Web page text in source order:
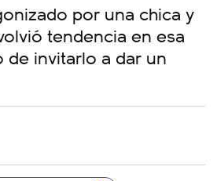
por una chica y
tendencia en esa
de invitarlo a dar un